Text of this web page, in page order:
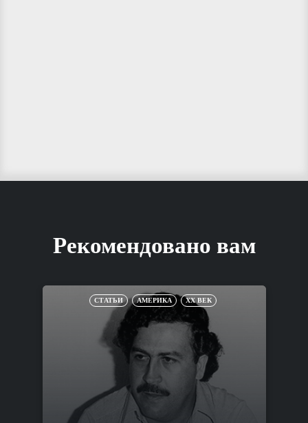
Рекомендовано вам
СТАТЬИ АМЕРИКА XX ВЕК